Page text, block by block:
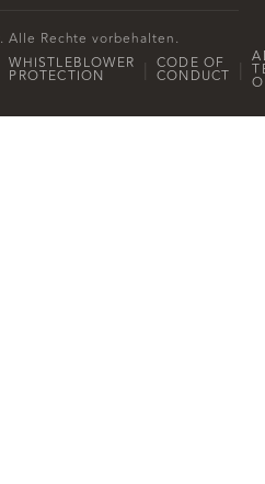
Alle Rechte vorbehalten.
WHISTLEBLOWER
PROTECTION
CODE OF
CONDUCT